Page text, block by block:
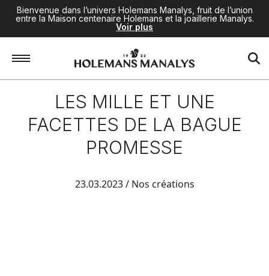
Bienvenue dans l’univers Holemans Manalys, fruit de l’union
entre la Maison centenaire Holemans et la joaillerie Manalys.
Voir plus
LES MILLE ET UNE
FACETTES DE LA BAGUE
PROMESSE
23.03.2023/ Nos créations